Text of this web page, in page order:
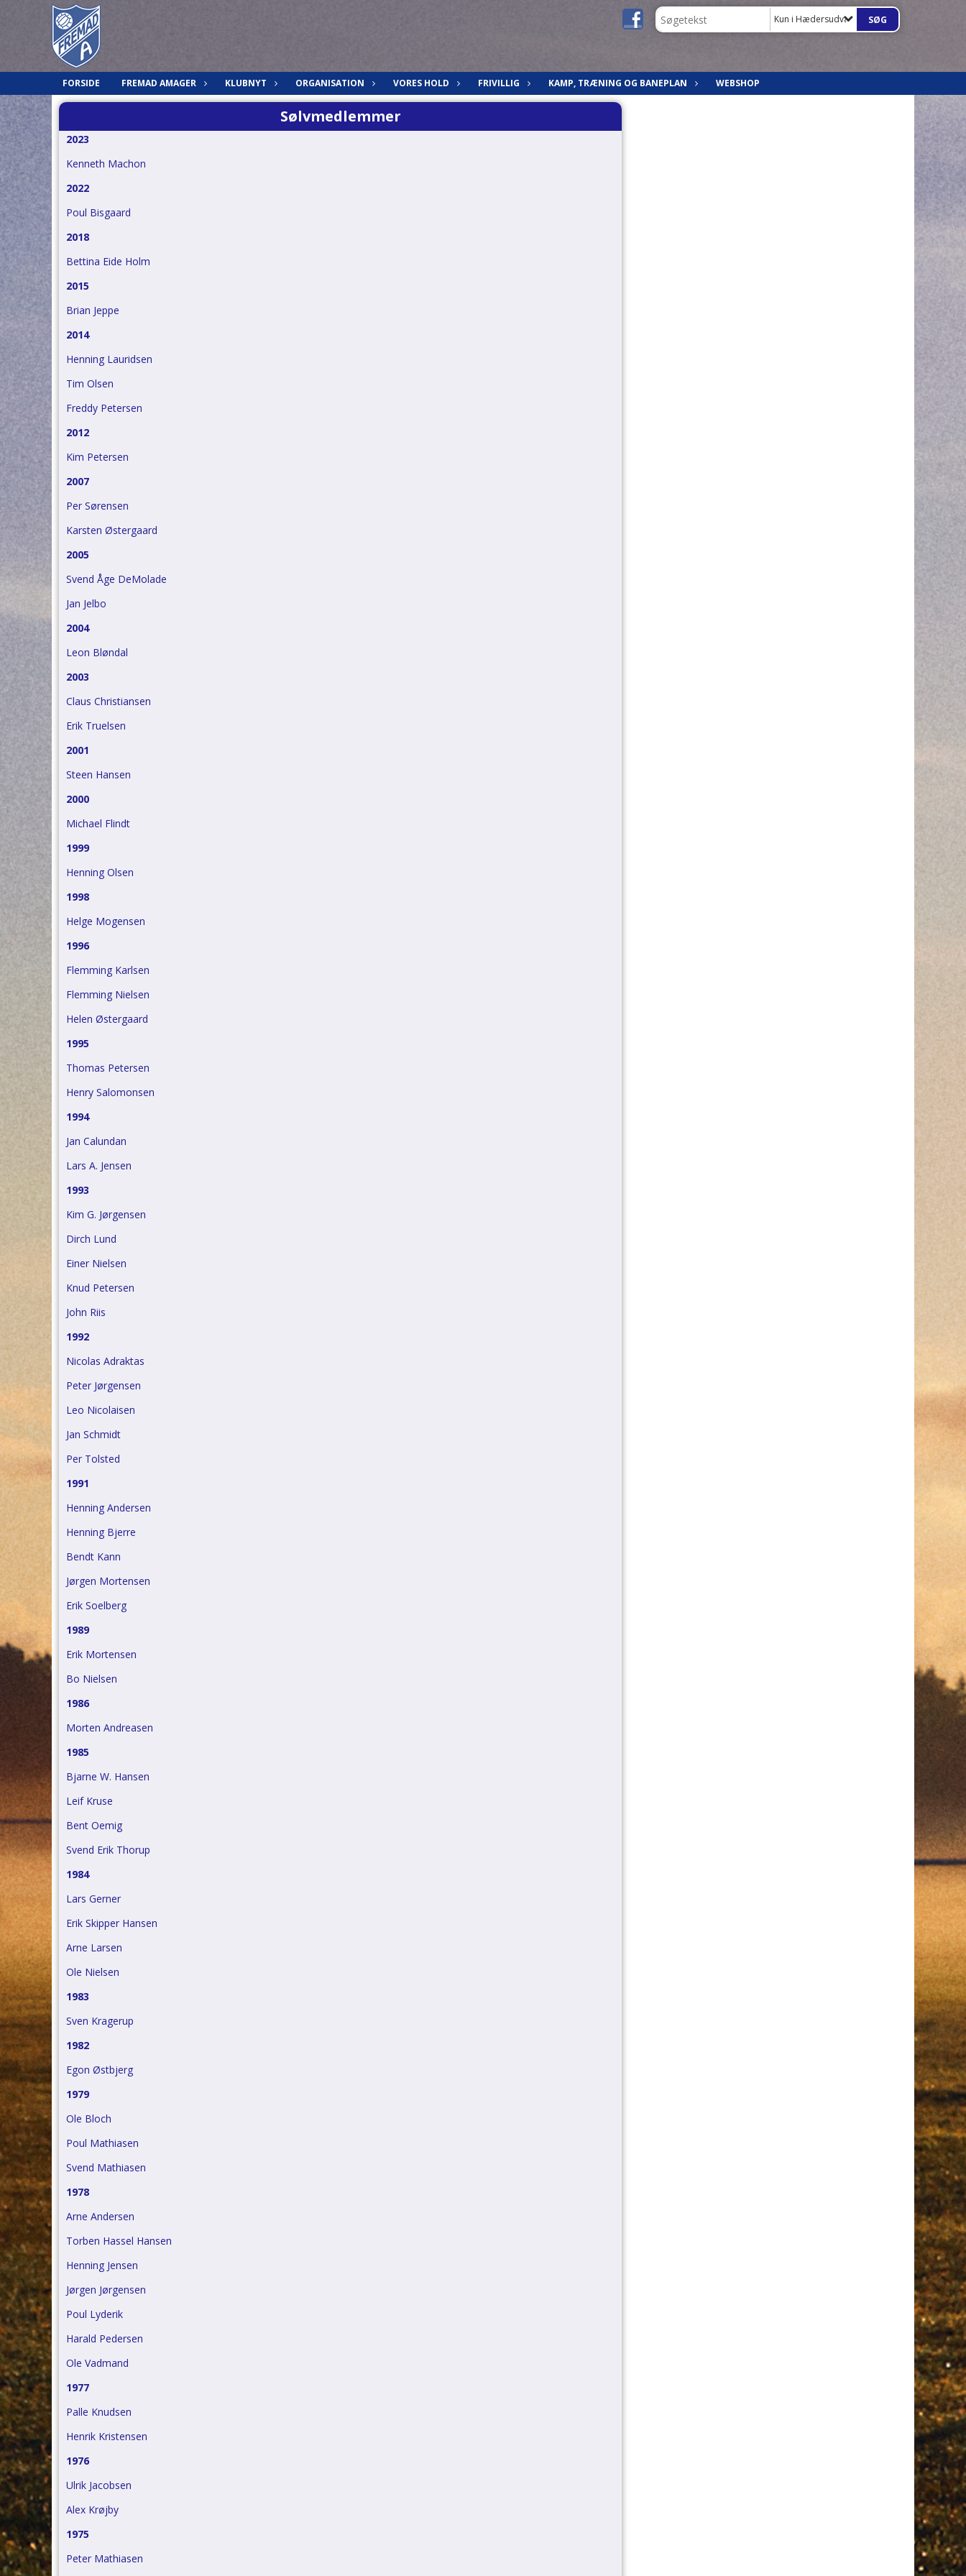
Kun i Hædersudvalg
FORSIDE FREMAD AMAGER KLUBNYT ORGANISATION VORES HOLD FRIVILLIG KAMP, TRÆNING OG BANEPLAN WEBSHOP
Sølvmedlemmer
2023
Kenneth Machon
2022
Poul Bisgaard
2018
Bettina Eide Holm
2015
Brian Jeppe
2014
Henning Lauridsen
Tim Olsen
Freddy Petersen
2012
Kim Petersen
2007
Per Sørensen
Karsten Østergaard
2005
Svend Åge DeMolade
Jan Jelbo
2004
Leon Bløndal
2003
Claus Christiansen
Erik Truelsen
2001
Steen Hansen
2000
Michael Flindt
1999
Henning Olsen
1998
Helge Mogensen
1996
Flemming Karlsen
Flemming Nielsen
Helen Østergaard
1995
Thomas Petersen
Henry Salomonsen
1994
Jan Calundan
Lars A. Jensen
1993
Kim G. Jørgensen
Dirch Lund
Einer Nielsen
Knud Petersen
John Riis
1992
Nicolas Adraktas
Peter Jørgensen
Leo Nicolaisen
Jan Schmidt
Per Tolsted
1991
Henning Andersen
Henning Bjerre
Bendt Kann
Jørgen Mortensen
Erik Soelberg
1989
Erik Mortensen
Bo Nielsen
1986
Morten Andreasen
1985
Bjarne W. Hansen
Leif Kruse
Bent Oemig
Svend Erik Thorup
1984
Lars Gerner
Erik Skipper Hansen
Arne Larsen
Ole Nielsen
1983
Sven Kragerup
1982
Egon Østbjerg
1979
Ole Bloch
Poul Mathiasen
Svend Mathiasen
1978
Arne Andersen
Torben Hassel Hansen
Henning Jensen
Jørgen Jørgensen
Poul Lyderik
Harald Pedersen
Ole Vadmand
1977
Palle Knudsen
Henrik Kristensen
1976
Ulrik Jacobsen
Alex Krøjby
1975
Peter Mathiasen